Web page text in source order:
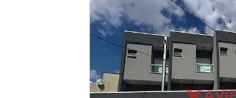
Cozinha com armários em
Área de serviço
2 vagas de garagem